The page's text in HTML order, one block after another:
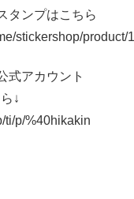
タンプはこちら
stickershop/product/
式アカウント
↓
ti/p/%40hikakin